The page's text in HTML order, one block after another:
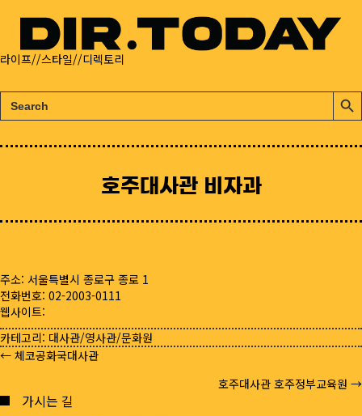
라이프//스타일//디렉토리
검
색:
검
색
튼
호주대사관 비자과
주소: 서울특별시 종로구 종로 1
전화번호: 02-2003-0111
웹사이트:
카테고리: 대사관/영사관/문화원
Posts
navigation
← 체코공화국대사관
호주대사관 호주정부교육원 →
가시는 길